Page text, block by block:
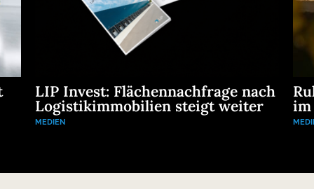
LIP Invest: Flächennachfrage nach
Logistikimmobilien steigt weiter
MEDIEN
im